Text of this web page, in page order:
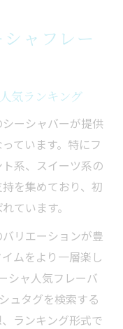
ャフレー
気ランキング
ーシャバーが提供
ています。特にフ
系、スイーツ系の
を集めており、初
ています。
リエーションが豊
ムをより一層楽し
シャ人気フレーバ
ュタグを検索する
ランキング形式で